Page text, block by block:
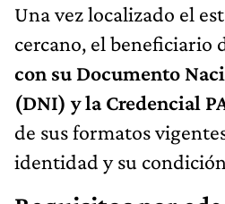
Una vez localizado el
cercano, el beneficiario
con su Documento
(DNI) y la Credencial
de sus formatos
identidad y su